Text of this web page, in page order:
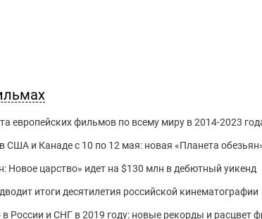
европейских фильмов по всему миру в 2014-2023
США и Канаде с 10 по 12 мая: новая «Планета
Новое царство» идет на $130 млн в дебютный уикенд
итоги десятилетия российской кинематографии
России и СНГ в 2019 году: новые рекорды и расцвет